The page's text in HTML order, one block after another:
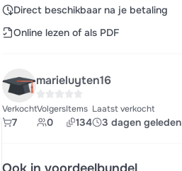
Direct beschikbaar na je betaling
Online lezen of als PDF
marieluyten16
Verkocht
7
Volgers
0
Items
134
Laatst verkocht
3 dagen geleden